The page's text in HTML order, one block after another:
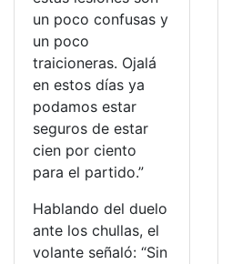
un poco confusas y
un poco
traicioneras. Ojalá
en estos días ya
podamos estar
seguros de estar
cien por ciento
para el partido.”
Hablando del duelo
ante los chullas, el
volante señaló: “Sin